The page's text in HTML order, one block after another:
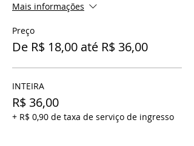
Mais informações
Preço
De R$ 18,00 até R$ 36,00
INTEIRA
R$ 36,00
+ R$ 0,90 de taxa de serviço de ingresso